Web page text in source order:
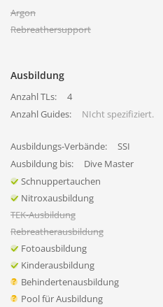
Argon
Rebreathersupport
Ausbildung
Anzahl TLs:
4
Anzahl Guides:
NIcht spezifiziert.
Ausbildungs-Verbände:
SSI
Ausbildung bis:
Dive Master
Schnuppertauchen
Nitroxausbildung
TEK-Ausbildung
Rebreatherausbildung
Fotoausbildung
Kinderausbildung
Behindertenausbildung
Pool für Ausbildung